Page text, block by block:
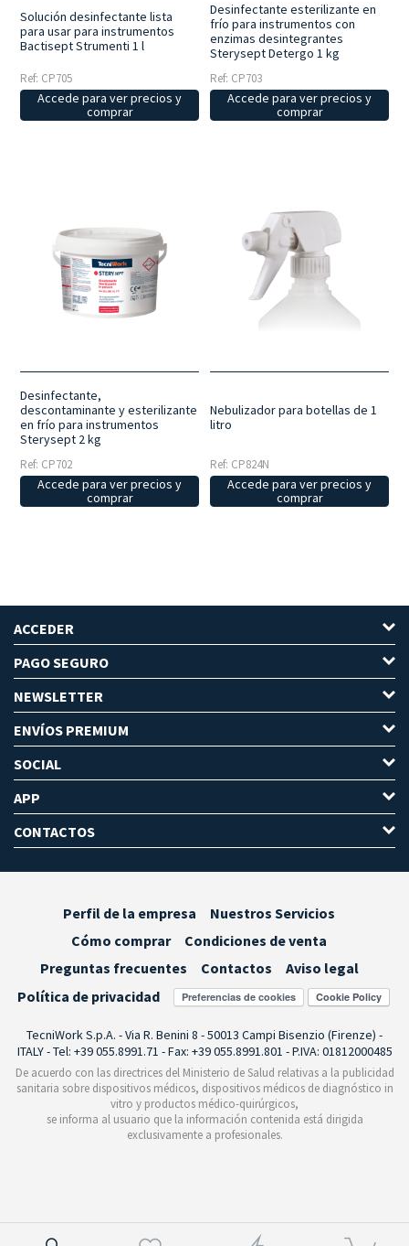
Solución desinfectante lista
para usar para instrumentos
Bactisept Strumenti 1 l
Ref: CP705
Accede para ver precios y
comprar
Desinfectante esterilizante en
frío para instrumentos con
enzimas desintegrantes
Sterysept Detergo 1 kg
Ref: CP703
Accede para ver precios y
comprar
Desinfectante,
descontaminante y esterilizante
en frío para instrumentos
Sterysept 2 kg
Ref: CP702
Accede para ver precios y
comprar
Nebulizador para botellas de 1
litro
Ref: CP824N
Accede para ver precios y
comprar
ACCEDER
PAGO SEGURO
NEWSLETTER
ENVÍOS PREMIUM
SOCIAL
APP
CONTACTOS
Perfil de la empresa
Nuestros Servicios
Cómo comprar
Condiciones de venta
Preguntas frecuentes
Contactos
Aviso legal
Política de privacidad
Preferencias de cookies
TecniWork S.p.A. - Via R. Benini 8 - 50013 Campi Bisenzio (Firenze) -
ITALY - Tel: +39 055.8991.71 - Fax: +39 055.8991.801 - P.IVA: 01812000485
De acuerdo con las directrices del Ministerio de Salud relativas a la publicidad
sanitaria sobre dispositivos médicos, dispositivos médicos de diagnóstico in
vitro y productos médico-quirúrgicos,
se informa al usuario que la información contenida está dirigida
exclusivamente a profesionales.